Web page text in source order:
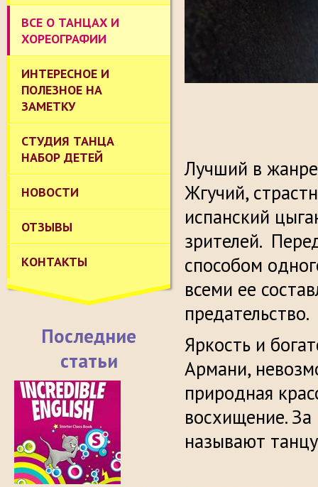
ВСЕ О ТАНЦАХ И
ХОРЕОГРАФИИ
ИНТЕРЕСНОЕ И
ПОЛЕЗНОЕ НА
ЗАМЕТКУ
СТУДИЯ ТАНЦА
НАБОР ДЕТЕЙ
НОВОСТИ
ОТЗЫВЫ
КОНТАКТЫ
Последние
статьи
Лучший в
Жгучий,
испанский
зрителей.
способом
всеми ее
предательство.
Яркость и
Армани,
природная
восхищение. За
называют